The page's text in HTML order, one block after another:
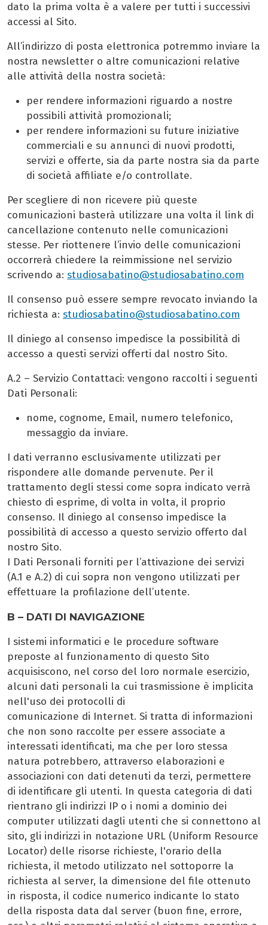
dato la prima volta è a valere per tutti i successivi
accessi al Sito.
All’indirizzo di posta elettronica potremmo inviare la
nostra newsletter o altre comunicazioni relative
alle attività della nostra società:
per rendere informazioni riguardo a nostre
possibili attività promozionali;
per rendere informazioni su future iniziative
commerciali e su annunci di nuovi prodotti,
servizi e offerte, sia da parte nostra sia da parte
di società affiliate e/o controllate.
Per scegliere di non ricevere più queste
comunicazioni basterà utilizzare una volta il link di
cancellazione contenuto nelle comunicazioni
stesse. Per riottenere l’invio delle comunicazioni
occorrerà chiedere la reimmissione nel servizio
scrivendo a: studiosabatino@studiosabatino.com
Il consenso può essere sempre revocato inviando la
richiesta a: studiosabatino@studiosabatino.com
Il diniego al consenso impedisce la possibilità di
accesso a questi servizi offerti dal nostro Sito.
A.2 – Servizio Contattaci: vengono raccolti i seguenti
Dati Personali:
nome, cognome, Email, numero telefonico,
messaggio da inviare.
I dati verranno esclusivamente utilizzati per
rispondere alle domande pervenute. Per il
trattamento degli stessi come sopra indicato verrà
chiesto di esprime, di volta in volta, il proprio
consenso. Il diniego al consenso impedisce la
possibilità di accesso a questo servizio offerto dal
nostro Sito.
I Dati Personali forniti per l’attivazione dei servizi
(A.1 e A.2) di cui sopra non vengono utilizzati per
effettuare la profilazione dell’utente.
B – DATI DI NAVIGAZIONE
I sistemi informatici e le procedure software
preposte al funzionamento di questo Sito
acquisiscono, nel corso del loro normale esercizio,
alcuni dati personali la cui trasmissione è implicita
nell'uso dei protocolli di
comunicazione di Internet. Si tratta di informazioni
che non sono raccolte per essere associate a
interessati identificati, ma che per loro stessa
natura potrebbero, attraverso elaborazioni e
associazioni con dati detenuti da terzi, permettere
di identificare gli utenti. In questa categoria di dati
rientrano gli indirizzi IP o i nomi a dominio dei
computer utilizzati dagli utenti che si connettono al
sito, gli indirizzi in notazione URL (Uniform Resource
Locator) delle risorse richieste, l'orario della
richiesta, il metodo utilizzato nel sottoporre la
richiesta al server, la dimensione del file ottenuto
in risposta, il codice numerico indicante lo stato
della risposta data dal server (buon fine, errore,